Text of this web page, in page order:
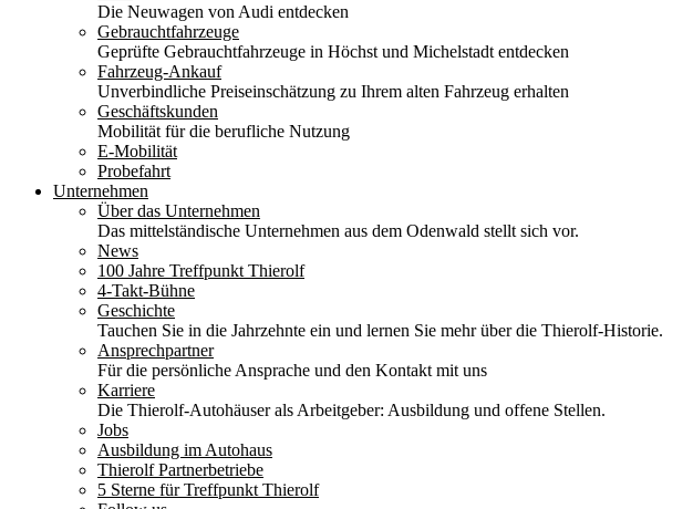
Die Neuwagen von Audi entdecken
Gebrauchtfahrzeuge
Geprüfte Gebrauchtfahrzeuge in Höchst und Michelstadt entdecken
Fahrzeug-Ankauf
Unverbindliche Preiseinschätzung zu Ihrem alten Fahrzeug erhalten
Geschäftskunden
Mobilität für die berufliche Nutzung
E-Mobilität
Probefahrt
Unternehmen
Über das Unternehmen
Das mittelständische Unternehmen aus dem Odenwald stellt sich vor.
News
100 Jahre Treffpunkt Thierolf
4-Takt-Bühne
Geschichte
Tauchen Sie in die Jahrzehnte ein und lernen Sie mehr über die Thierolf-Historie.
Ansprechpartner
Für die persönliche Ansprache und den Kontakt mit uns
Karriere
Die Thierolf-Autohäuser als Arbeitgeber: Ausbildung und offene Stellen.
Jobs
Ausbildung im Autohaus
Thierolf Partnerbetriebe
5 Sterne für Treffpunkt Thierolf